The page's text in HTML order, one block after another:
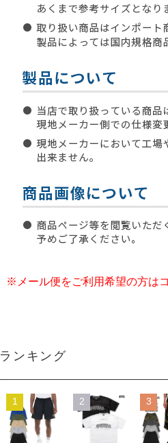
※メール便をご利用希望の方は
ランキング
1 2 3